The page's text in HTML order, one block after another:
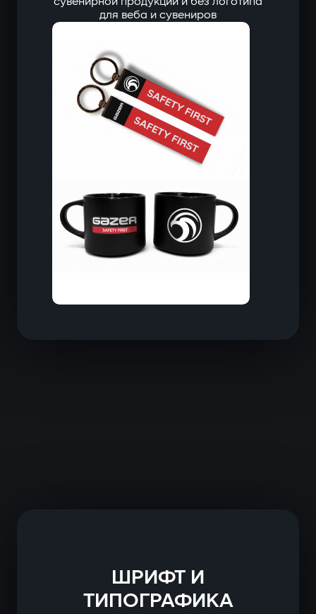
для веба и сувениров
ШРИФТ И
ТИПОГРАФИКА